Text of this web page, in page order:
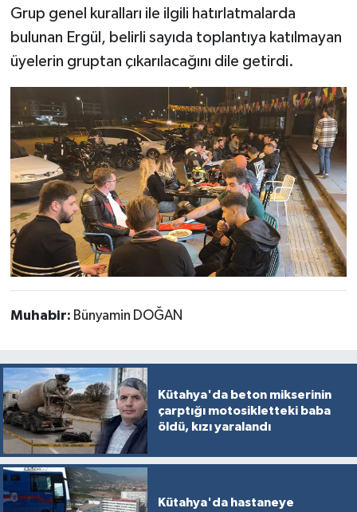
Grup genel kuralları ile ilgili hatırlatmalarda
bulunan Ergül, belirli sayıda toplantıya katılmayan
üyelerin gruptan çıkarılacağını dile getirdi.
Muhabir: Bünyamin DOĞAN
Kütahya'da beton mikserinin
çarptığı motosikletteki baba
öldü, kızı yaralandı
Kütahya'da hastaneye